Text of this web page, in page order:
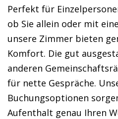
Perfekt für
ob Sie allein oder mit
unsere Zimmer bieten
Komfort. Die gut
anderen
für nette Gespräche.
Buchungsoptionen
Aufenthalt genau Ihren